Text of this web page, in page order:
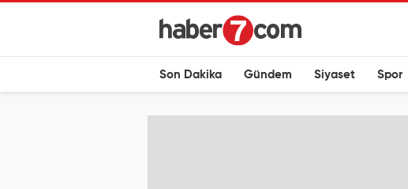
Son Dakika Gündem Siyaset Spor